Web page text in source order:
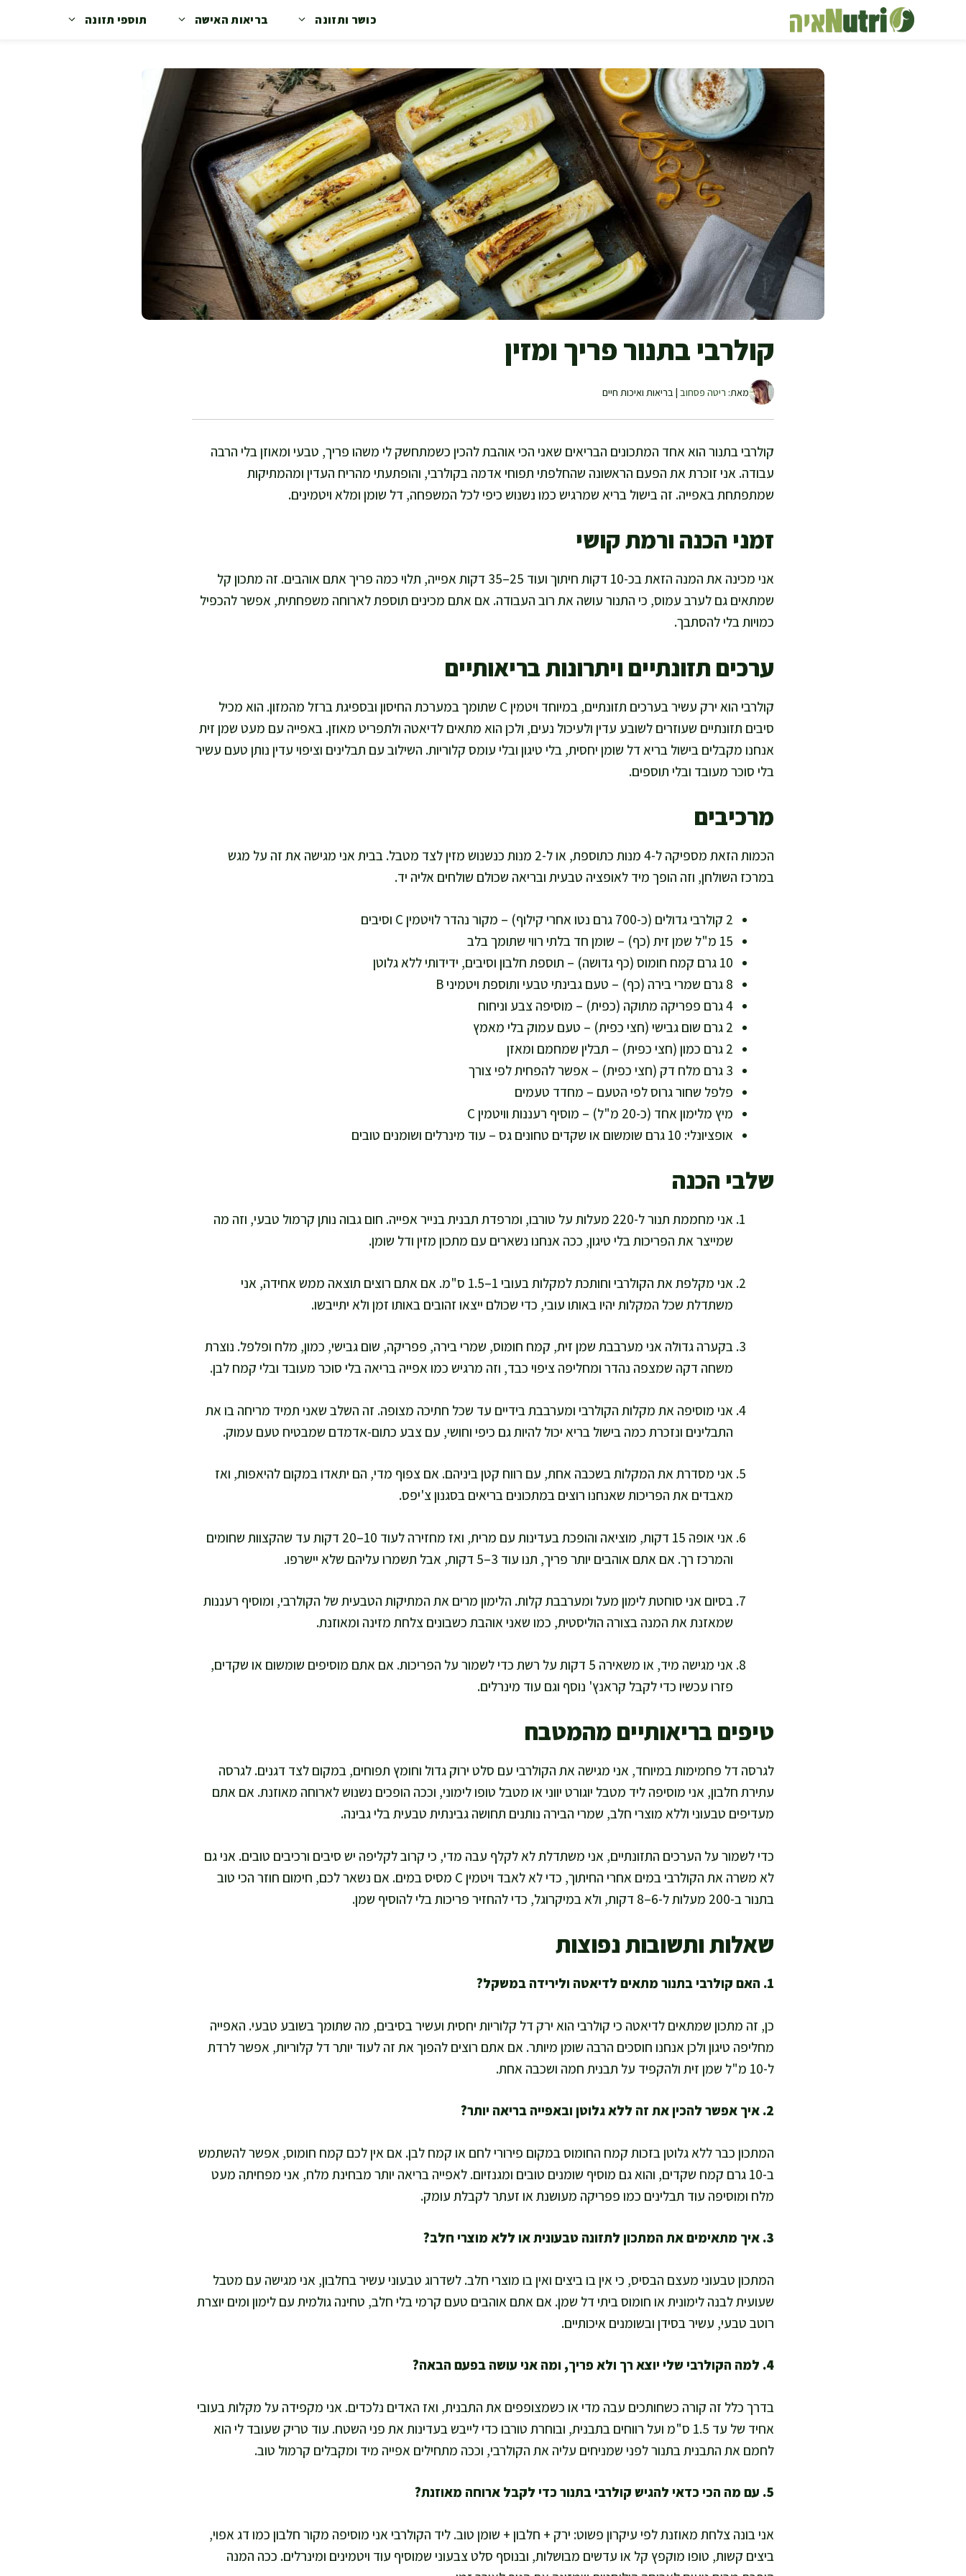
כושר ותזונה בריאות האישה תוספי תזונה
קולרבי בתנור פריך ומזין
מאת: ריטה פסחוב | בריאות ואיכות חיים
קולרבי בתנור הוא אחד המתכונים הבריאים שאני הכי אוהבת להכין כשמתחשק לי משהו פריך, טבעי ומאוזן בלי הרבה
עבודה. אני זוכרת את הפעם הראשונה שהחלפתי תפוחי אדמה בקולרבי, והופתעתי מהריח העדין ומהמתיקות
שמתפתחת באפייה. זה בישול בריא שמרגיש כמו נשנוש כיפי לכל המשפחה, דל שומן ומלא ויטמינים.
זמני הכנה ורמת קושי
אני מכינה את המנה הזאת בכ-10 דקות חיתוך ועוד 25–35 דקות אפייה, תלוי כמה פריך אתם אוהבים. זה מתכון קל
שמתאים גם לערב עמוס, כי התנור עושה את רוב העבודה. אם אתם מכינים תוספת לארוחה משפחתית, אפשר להכפיל
כמויות בלי להסתבך.
ערכים תזונתיים ויתרונות בריאותיים
קולרבי הוא ירק עשיר בערכים תזונתיים, במיוחד ויטמין C שתומך במערכת החיסון ובספיגת ברזל מהמזון. הוא מכיל
סיבים תזונתיים שעוזרים לשובע עדין ולעיכול נעים, ולכן הוא מתאים לדיאטה ולתפריט מאוזן. באפייה עם מעט שמן זית
אנחנו מקבלים בישול בריא דל שומן יחסית, בלי טיגון ובלי עומס קלוריות. השילוב עם תבלינים וציפוי עדין נותן טעם עשיר
בלי סוכר מעובד ובלי תוספים.
מרכיבים
הכמות הזאת מספיקה ל-4 מנות כתוספת, או ל-2 מנות כנשנוש מזין לצד מטבל. בבית אני מגישה את זה על מגש
במרכז השולחן, וזה הופך מיד לאופציה טבעית ובריאה שכולם שולחים אליה יד.
2 קולרבי גדולים (כ-700 גרם נטו אחרי קילוף) – מקור נהדר לויטמין C וסיבים
15 מ"ל שמן זית (כף) – שומן חד בלתי רווי שתומך בלב
10 גרם קמח חומוס (כף גדושה) – תוספת חלבון וסיבים, ידידותי ללא גלוטן
8 גרם שמרי בירה (כף) – טעם גבינתי טבעי ותוספת ויטמיני B
4 גרם פפריקה מתוקה (כפית) – מוסיפה צבע וניחוח
2 גרם שום גבישי (חצי כפית) – טעם עמוק בלי מאמץ
2 גרם כמון (חצי כפית) – תבלין שמחמם ומאזן
3 גרם מלח דק (חצי כפית) – אפשר להפחית לפי צורך
פלפל שחור גרוס לפי הטעם – מחדד טעמים
מיץ מלימון אחד (כ-20 מ"ל) – מוסיף רעננות וויטמין C
אופציונלי: 10 גרם שומשום או שקדים טחונים גס – עוד מינרלים ושומנים טובים
שלבי הכנה
אני מחממת תנור ל-220 מעלות על טורבו, ומרפדת תבנית בנייר אפייה. חום גבוה נותן קרמול טבעי, וזה מה
שמייצר את הפריכות בלי טיגון, ככה אנחנו נשארים עם מתכון מזין ודל שומן.
אני מקלפת את הקולרבי וחותכת למקלות בעובי 1–1.5 ס"מ. אם אתם רוצים תוצאה ממש אחידה, אני
משתדלת שכל המקלות יהיו באותו עובי, כדי שכולם ייצאו זהובים באותו זמן ולא יתייבשו.
בקערה גדולה אני מערבבת שמן זית, קמח חומוס, שמרי בירה, פפריקה, שום גבישי, כמון, מלח ופלפל. נוצרת
משחה דקה שמצפה נהדר ומחליפה ציפוי כבד, וזה מרגיש כמו אפייה בריאה בלי סוכר מעובד ובלי קמח לבן.
אני מוסיפה את מקלות הקולרבי ומערבבת בידיים עד שכל חתיכה מצופה. זה השלב שאני תמיד מריחה בו את
התבלינים ונזכרת כמה בישול בריא יכול להיות גם כיפי וחושי, עם צבע כתום-אדמדם שמבטיח טעם עמוק.
אני מסדרת את המקלות בשכבה אחת, עם רווח קטן ביניהם. אם צפוף מדי, הם יתאדו במקום להיאפות, ואז
מאבדים את הפריכות שאנחנו רוצים במתכונים בריאים בסגנון צ'יפס.
אני אופה 15 דקות, מוציאה והופכת בעדינות עם מרית, ואז מחזירה לעוד 10–20 דקות עד שהקצוות שחומים
והמרכז רך. אם אתם אוהבים יותר פריך, תנו עוד 3–5 דקות, אבל תשמרו עליהם שלא יישרפו.
בסיום אני סוחטת לימון מעל ומערבבת קלות. הלימון מרים את המתיקות הטבעית של הקולרבי, ומוסיף רעננות
שמאזנת את המנה בצורה הוליסטית, כמו שאני אוהבת כשבונים צלחת מזינה ומאוזנת.
אני מגישה מיד, או משאירה 5 דקות על רשת כדי לשמור על הפריכות. אם אתם מוסיפים שומשום או שקדים,
פזרו עכשיו כדי לקבל קראנץ' נוסף וגם עוד מינרלים.
טיפים בריאותיים מהמטבח
לגרסה דל פחמימות במיוחד, אני מגישה את הקולרבי עם סלט ירוק גדול וחומץ תפוחים, במקום לצד דגנים. לגרסה
עתירת חלבון, אני מוסיפה ליד מטבל יוגורט יווני או מטבל טופו לימוני, וככה הופכים נשנוש לארוחה מאוזנת. אם אתם
מעדיפים טבעוני וללא מוצרי חלב, שמרי הבירה נותנים תחושה גבינתית טבעית בלי גבינה.
כדי לשמור על הערכים התזונתיים, אני משתדלת לא לקלף עבה מדי, כי קרוב לקליפה יש סיבים ורכיבים טובים. אני גם
לא משרה את הקולרבי במים אחרי החיתוך, כדי לא לאבד ויטמין C מסיס במים. אם נשאר לכם, חימום חוזר הכי טוב
בתנור ב-200 מעלות ל-6–8 דקות, ולא במיקרוגל, כדי להחזיר פריכות בלי להוסיף שמן.
שאלות ותשובות נפוצות
1. האם קולרבי בתנור מתאים לדיאטה ולירידה במשקל?
כן, זה מתכון שמתאים לדיאטה כי קולרבי הוא ירק דל קלוריות יחסית ועשיר בסיבים, מה שתומך בשובע טבעי. האפייה
מחליפה טיגון ולכן אנחנו חוסכים הרבה שומן מיותר. אם אתם רוצים להפוך את זה לעוד יותר דל קלוריות, אפשר לרדת
ל-10 מ"ל שמן זית ולהקפיד על תבנית חמה ושכבה אחת.
2. איך אפשר להכין את זה ללא גלוטן ובאפייה בריאה יותר?
המתכון כבר ללא גלוטן בזכות קמח החומוס במקום פירורי לחם או קמח לבן. אם אין לכם קמח חומוס, אפשר להשתמש
ב-10 גרם קמח שקדים, והוא גם מוסיף שומנים טובים ומגנזיום. לאפייה בריאה יותר מבחינת מלח, אני מפחיתה מעט
מלח ומוסיפה עוד תבלינים כמו פפריקה מעושנת או זעתר לקבלת עומק.
3. איך מתאימים את המתכון לתזונה טבעונית או ללא מוצרי חלב?
המתכון טבעוני מעצם הבסיס, כי אין בו ביצים ואין בו מוצרי חלב. לשדרוג טבעוני עשיר בחלבון, אני מגישה עם מטבל
שעועית לבנה לימונית או חומוס ביתי דל שמן. אם אתם אוהבים טעם קרמי בלי חלב, טחינה גולמית עם לימון ומים יוצרת
רוטב טבעי, עשיר בסידן ובשומנים איכותיים.
4. למה הקולרבי שלי יוצא רך ולא פריך, ומה אני עושה בפעם הבאה?
בדרך כלל זה קורה כשחותכים עבה מדי או כשמצופפים את התבנית, ואז האדים נלכדים. אני מקפידה על מקלות בעובי
אחיד של עד 1.5 ס"מ ועל רווחים בתבנית, ובוחרת טורבו כדי לייבש בעדינות את פני השטח. עוד טריק שעובד לי הוא
לחמם את התבנית בתנור לפני שמניחים עליה את הקולרבי, וככה מתחילים אפייה מיד ומקבלים קרמול טוב.
5. עם מה הכי כדאי להגיש קולרבי בתנור כדי לקבל ארוחה מאוזנת?
אני בונה צלחת מאוזנת לפי עיקרון פשוט: ירק + חלבון + שומן טוב. ליד הקולרבי אני מוסיפה מקור חלבון כמו דג אפוי,
ביצים קשות, טופו מוקפץ קל או עדשים מבושלות, ובנוסף סלט צבעוני שמוסיף עוד ויטמינים ומינרלים. ככה המנה